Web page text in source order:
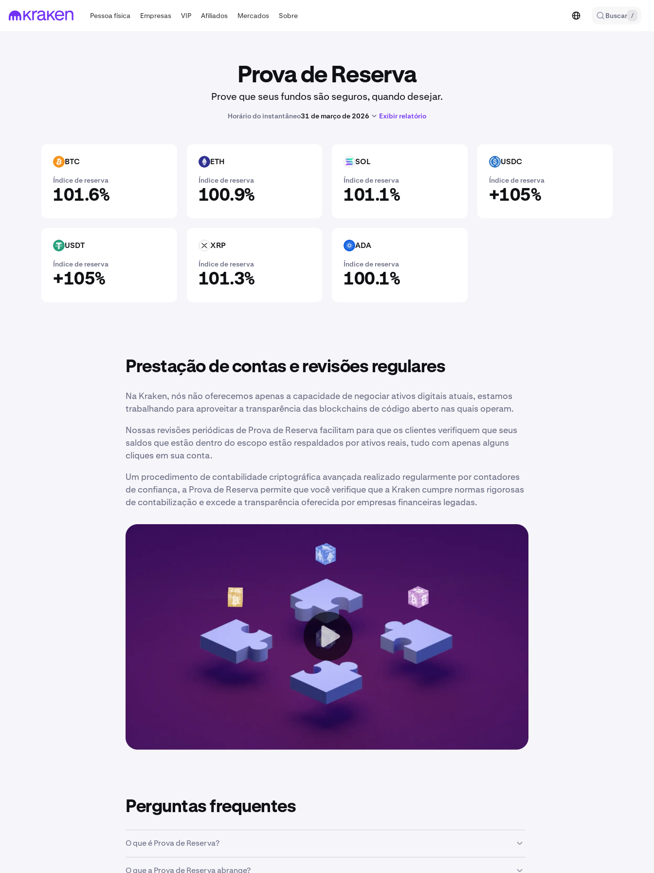
Pessoa física Empresas VIP Afiliados Mercados Sobre Buscar /
Prova de Reserva
Prove que seus fundos são seguros, quando desejar.
Horário do instantâneo31 de março de 2026 Exibir relatório
BTC BTC
Índice de reserva
101.6%
ETH ETH
Índice de reserva
100.9%
SOL SOL
Índice de reserva
101.1%
USDC USDC
Índice de reserva
+105%
USDT USDT
Índice de reserva
+105%
XRP XRP
Índice de reserva
101.3%
ADA ADA
Índice de reserva
100.1%
Prestação de contas e revisões regulares
Na Kraken, nós não oferecemos apenas a capacidade de negociar ativos digitais atuais, estamos
trabalhando para aproveitar a transparência das blockchains de código aberto nas quais operam.
Nossas revisões periódicas de Prova de Reserva facilitam para que os clientes verifiquem que seus
saldos que estão dentro do escopo estão respaldados por ativos reais, tudo com apenas alguns
cliques em sua conta.
Um procedimento de contabilidade criptográfica avançada realizado regularmente por contadores
de confiança, a Prova de Reserva permite que você verifique que a Kraken cumpre normas rigorosas
de contabilização e excede a transparência oferecida por empresas financeiras legadas.
Perguntas frequentes
O que é Prova de Reserva?
O que a Prova de Reserva abrange?